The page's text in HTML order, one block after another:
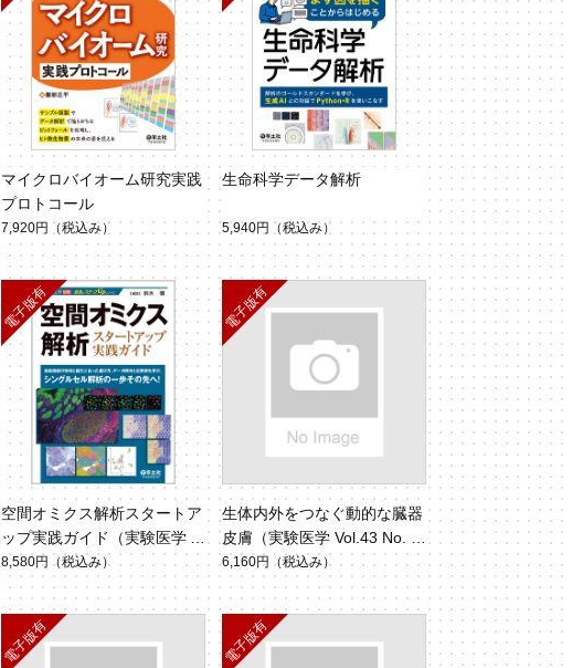
マイクロバイオーム研究実践
プロトコール
7,920円 （税込み）
生命科学データ解析
5,940円 （税込み）
空間オミクス解析スタートア
ップ実践ガイド（実験医学別
冊 最強のステップUPシリー
ズ）
8,580円 （税込み）
生体内外をつなぐ動的な臓器
皮膚（実験医学 Vol.43 No.
7）
6,160円 （税込み）